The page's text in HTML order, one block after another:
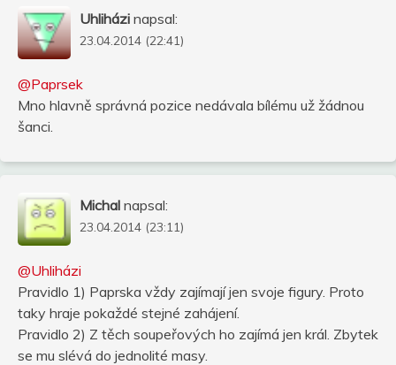
Uhliházi napsal:
23.04.2014 (22:41)
@Paprsek
Mno hlavně správná pozice nedávala bílému už žádnou
šanci.
Michal napsal:
23.04.2014 (23:11)
@Uhliházi
Pravidlo 1) Paprska vždy zajímají jen svoje figury. Proto
taky hraje pokaždé stejné zahájení.
Pravidlo 2) Z těch soupeřových ho zajímá jen král. Zbytek
se mu slévá do jednolité masy.